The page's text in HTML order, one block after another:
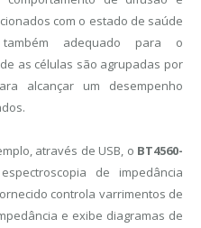
com o estado de saúde
adequado para o
as células são agrupadas por
alcançar um desempenho
através de USB, o BT4560-
de impedância
controla varrimentos de
e exibe diagramas de